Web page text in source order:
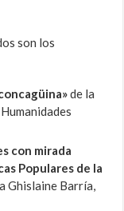
son los
de la
con mirada
Populares de la
Ghislaine Barría,